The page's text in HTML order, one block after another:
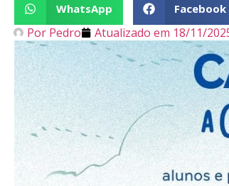
WhatsApp Facebook
Por Pedro Atualizado em 18/11/